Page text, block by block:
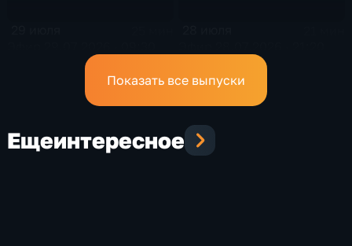
Показать все выпуски
Ещеинтересное